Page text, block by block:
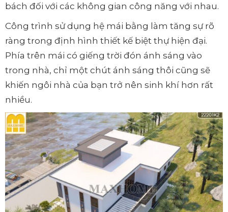
bách đối với các không gian công năng với nhau.
Công trình sử dụng hệ mái bằng làm tăng sự rõ
ràng trong định hình thiết kế biệt thự hiện đại.
Phía trên mái có giếng trời đón ánh sáng vào
trong nhà, chỉ một chút ánh sáng thôi cũng sẽ
khiến ngôi nhà của bạn trở nên sinh khí hơn rất
nhiều.